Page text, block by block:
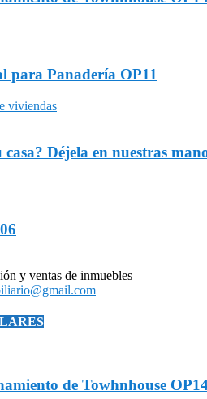
para Panadería OP11
Déjela en nuestras
y ventas de inmuebles
de Towhnhouse